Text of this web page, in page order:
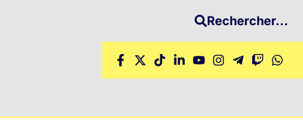
Rechercher...